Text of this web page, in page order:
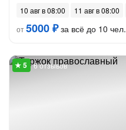
10 авг в 08:00
11 авг в 08:00
от5000 ₽за всё до 10 чел.
6 отзывов